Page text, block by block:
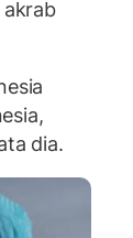
dia.